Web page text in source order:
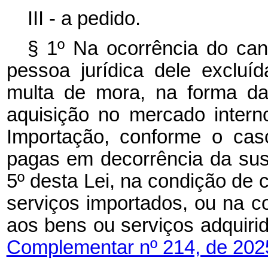
III - a pedido.
§ 1º Na ocorrência do
pessoa jurídica dele
multa de mora, na forma
aquisição no mercado
Importação, conforme o
pagas em decorrência da
5º desta Lei, na condição de
serviços importados, ou na
aos bens ou serviços
Complementar nº 214, de